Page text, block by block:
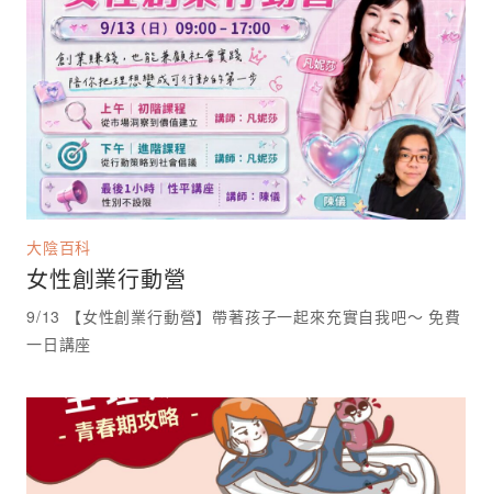
大陰百科
女性創業行動營
9/13 【女性創業行動營】帶著孩子一起來充實自我吧～ 免費